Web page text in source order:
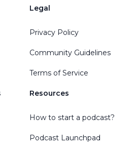
Legal
Privacy Policy
Community Guidelines
Terms of Service
Resources
How to start a podcast?
Podcast Launchpad